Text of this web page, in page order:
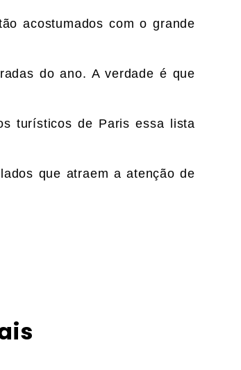
acostumados com o grande
do ano. A verdade é que
turísticos de Paris essa lista
que atraem a atenção de